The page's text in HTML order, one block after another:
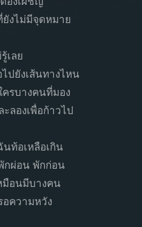
งไม่มีจุดหมาย
เลย
ปยังเส้นทางไหน
รบางคนที่มอง
ลองเพื่อก้าวไป
ท้อเหลือเกิน
กผ่อน พักก่อน
อนมีบางคน
อความหวัง